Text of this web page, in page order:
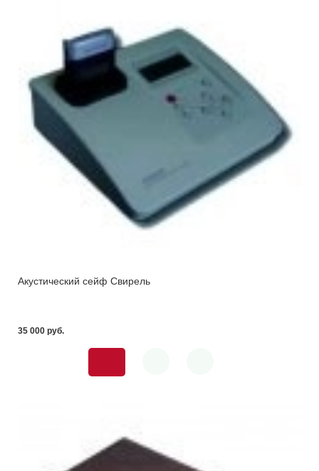
Акустический сейф Свирель
35 000 pуб.